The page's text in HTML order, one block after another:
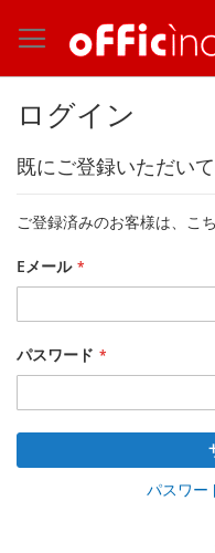
ン
テ
ン
に
キ
ログイン
既にご登録いただい
ご登録済みのお客様は、こ
Eメール
パスワード
パスワー